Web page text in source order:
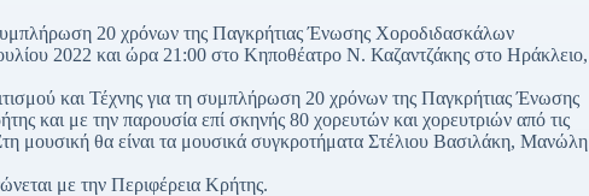
20 χρόνων της Παγκρήτιας Ένωσης Χοροδιδασκάλων
2022 και ώρα 21:00 στο Κηποθέατρο Ν. Καζαντζάκης στο Ηράκλειο,
και Τέχνης για τη συμπλήρωση 20 χρόνων της Παγκρήτιας Ένωσης
και με την παρουσία επί σκηνής 80 χορευτών και χορευτριών από τις
μουσική θα είναι τα μουσικά συγκροτήματα Στέλιου Βασιλάκη, Μανώλη
με την Περιφέρεια Κρήτης.